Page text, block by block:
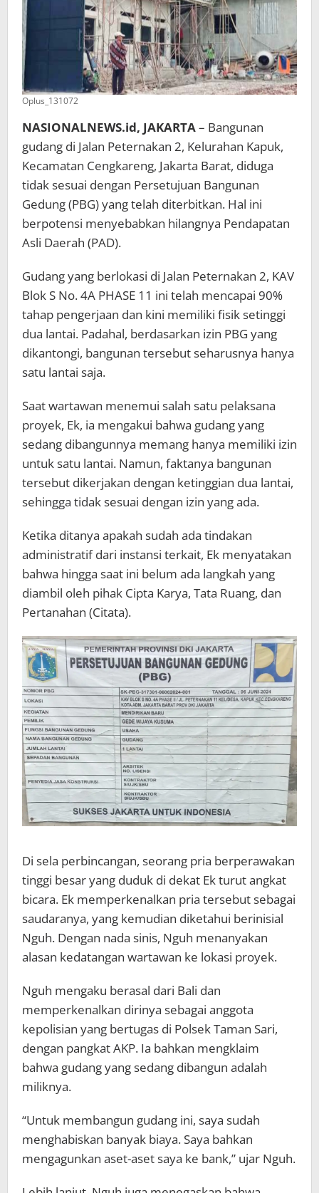
Oplus_131072
NASIONALNEWS.id, JAKARTA– Bangunan
gudang di Jalan Peternakan 2, Kelurahan Kapuk,
Kecamatan Cengkareng, Jakarta Barat, diduga
tidak sesuai dengan Persetujuan Bangunan
Gedung (PBG) yang telah diterbitkan. Hal ini
berpotensi menyebabkan hilangnya Pendapatan
Asli Daerah (PAD).
Gudang yang berlokasi di Jalan Peternakan 2, KAV
Blok S No. 4A PHASE 11 ini telah mencapai 90%
tahap pengerjaan dan kini memiliki fisik setinggi
dua lantai. Padahal, berdasarkan izin PBG yang
dikantongi, bangunan tersebut seharusnya hanya
satu lantai saja.
Saat wartawan menemui salah satu pelaksana
proyek, Ek, ia mengakui bahwa gudang yang
sedang dibangunnya memang hanya memiliki izin
untuk satu lantai. Namun, faktanya bangunan
tersebut dikerjakan dengan ketinggian dua lantai,
sehingga tidak sesuai dengan izin yang ada.
Ketika ditanya apakah sudah ada tindakan
administratif dari instansi terkait, Ek menyatakan
bahwa hingga saat ini belum ada langkah yang
diambil oleh pihak Cipta Karya, Tata Ruang, dan
Pertanahan (Citata).
Di sela perbincangan, seorang pria berperawakan
tinggi besar yang duduk di dekat Ek turut angkat
bicara. Ek memperkenalkan pria tersebut sebagai
saudaranya, yang kemudian diketahui berinisial
Nguh. Dengan nada sinis, Nguh menanyakan
alasan kedatangan wartawan ke lokasi proyek.
Nguh mengaku berasal dari Bali dan
memperkenalkan dirinya sebagai anggota
kepolisian yang bertugas di Polsek Taman Sari,
dengan pangkat AKP. Ia bahkan mengklaim
bahwa gudang yang sedang dibangun adalah
miliknya.
“Untuk membangun gudang ini, saya sudah
menghabiskan banyak biaya. Saya bahkan
mengagunkan aset-aset saya ke bank,” ujar Nguh.